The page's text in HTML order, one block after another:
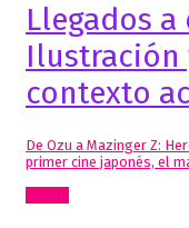
Llegados
Ilustración
contexto
De Ozu a Mazinger Z:
primer cine japonés, el